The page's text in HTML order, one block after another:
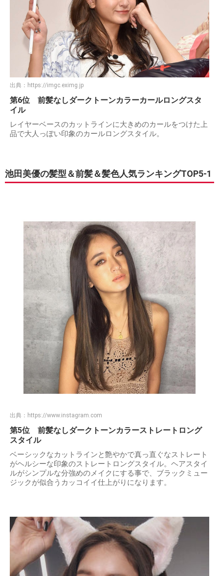
出典： https://imgc.eximg.jp
第6位 前髪なしダークトーンカラーカールロングスタ
イル
レイヤーベースのカットラインに大きめのカールをつけた上
品で大人っぽい印象のカールロングスタイル。
池田美優の髪型＆前髪＆髪色人気ランキングTOP5-1
出典： https://www.instagram.com
第5位 前髪なしダークトーンカラーストレートロング
スタイル
ベーシックなカットラインと艶やかで真っ直ぐなストレート
がヘルシーな印象のストレートロングスタイル。ヘアスタイ
ルがシンプルな分強めのメイクにする事で、ブラックミュー
ジックが似合うカッコイイ仕上がりになります。